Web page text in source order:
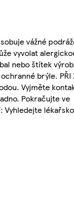
vážné
vyvolat
nebo štítek
brýle. PŘI
Vyjměte
Pokračujte ve
Vyhledejte